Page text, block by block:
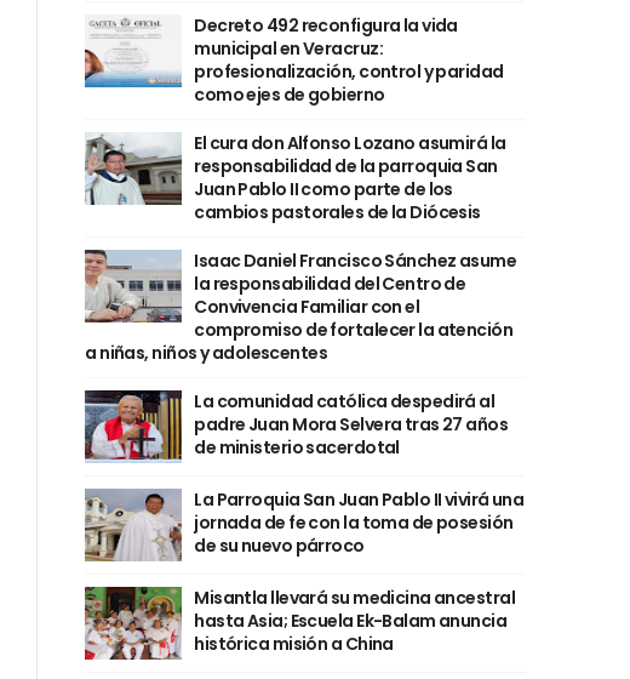
Decreto 492 reconfigura la vida
municipal en Veracruz:
profesionalización, control y paridad
como ejes de gobierno
El cura don Alfonso Lozano asumirá la
responsabilidad de la parroquia San
Juan Pablo II como parte de los
cambios pastorales de la Diócesis
Isaac Daniel Francisco Sánchez asume
la responsabilidad del Centro de
Convivencia Familiar con el
compromiso de fortalecer la atención
a niñas, niños y adolescentes
La comunidad católica despedirá al
padre Juan Mora Selvera tras 27 años
de ministerio sacerdotal
La Parroquia San Juan Pablo II vivirá una
jornada de fe con la toma de posesión
de su nuevo párroco
Misantla llevará su medicina ancestral
hasta Asia; Escuela Ek-Balam anuncia
histórica misión a China